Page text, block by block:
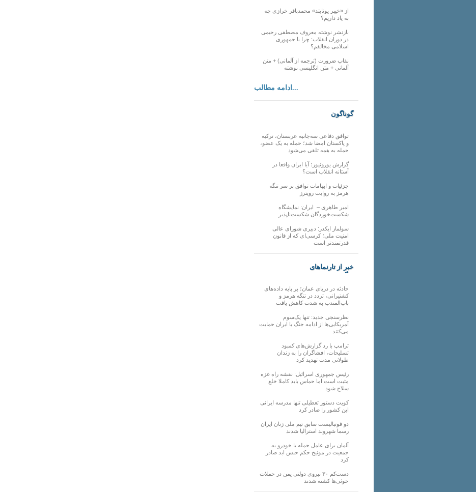
از «خیبر یونایتد» محمدباقر خرازی چه
به یاد داریم؟
بازنشر نوشته معروف مصطفی رحیمی
در دوران انقلاب: چرا با جمهوری
اسلامی مخالفم؟
نقاب ضرورت (ترجمه از آلمانی) + متن
آلمانی + متن انگلیسی نوشته
ادامه مطالب...
گوناگون
توافق دفاعی سه‌جانبه عربستان، ترکیه
و پاکستان امضا شد؛ حمله به یک عضو،
حمله به همه تلقی می‌شود
گزارش یورونیوز؛ آیا ایران واقعا در
آستانه انقلاب است؟
جزئیات و ابهامات توافق بر سر تنگه
هرمز به روایت رویترز
امیر طاهری – ایران: نمایشگاه
شکست‌خوردگان شکست‌ناپذیر
سولماز ایکدر: دبیری شورای عالی
امنیت ملی؛ کرسی‌ای که از قانون
قدرتمندتر است
خبر از تارنماهای
دیگر
حادثه در دریای عمان؛ بر پایه داده‌های
کشتیرانی، تردد در تنگه هرمز و
باب‌المندب به شدت کاهش یافت
نظرسنجی جدید: تنها یک‌سوم
آمریکایی‌ها از ادامه جنگ با ایران حمایت
می‌کنند
ترامپ با رد گزارش‌های کمبود
تسلیحات، افشاگران را به زندان
طولانی مدت تهدید کرد
رئیس‌ جمهوری اسرائیل: نقشه راه غزه
مثبت است اما حماس باید کاملا خلع
سلاح شود
کویت دستور تعطیلی تنها مدرسه ایرانی
این کشور را صادر کرد
دو فوتبالیست سابق تیم ملی زنان ایران
رسما شهروند استرالیا شدند
آلمان برای عامل حمله با خودرو به
جمعیت در مونیخ حکم حبس ابد صادر
کرد
دست‌کم ۳۰ نیروی دولتی یمن در حملات
حوثی‌ها کشته شدند